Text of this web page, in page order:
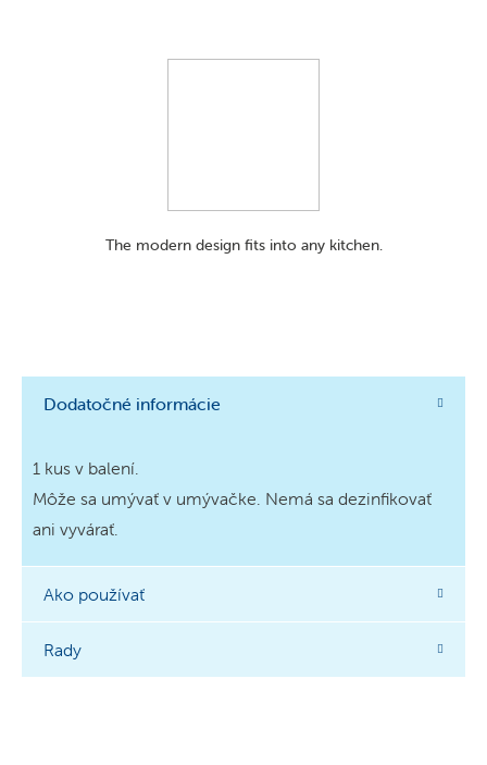
The modern design fits into any kitchen.
Dodatočné informácie
1 kus v balení.
Môže sa umývať v umývačke. Nemá sa dezinfikovať
ani vyvárať.
Ako používať
Rady